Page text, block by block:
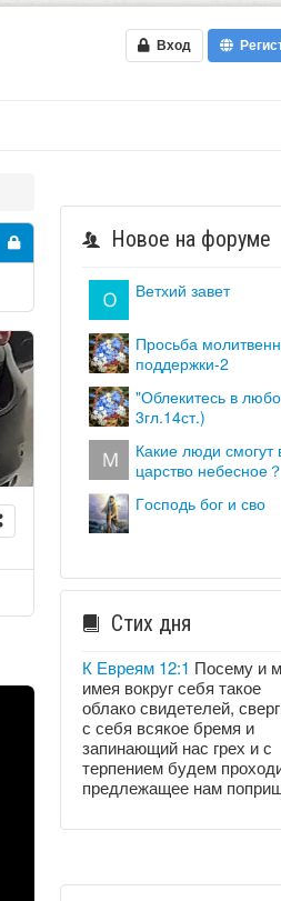
Вход
Новое на форуме
ветхий завет
просьба молитвенной
поддержки-2
"облекитесь в любовь" (кол.
3гл.14ст.)
какие люди смогут войти в
царство небесное？
господь бог и сво
Стих дня
К Евреям 12:1 Посему и
имея вокруг себя такое
облако свидетелей,
с себя всякое бремя и
запинающий нас грех и с
терпением будем
предлежащее нам